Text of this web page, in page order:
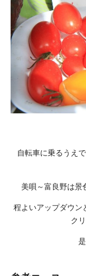
自転車に乗るうえ
美唄～富良野は景
程よいアップダウン
ク